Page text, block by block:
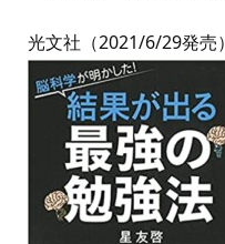
光文社（2021/6/29発売）